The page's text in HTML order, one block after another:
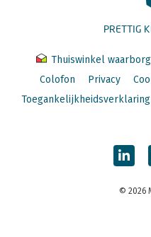
PRETTIG
Thuiswinkel waarborg
Colofon
Privacy
Toegankelijkheidsverklaring
© 2026